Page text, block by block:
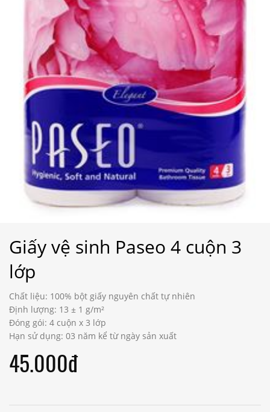
Giấy vệ sinh Paseo 4 cuộn 3
lớp
Chất liệu: 100% bột giấy nguyên chất tự nhiên
Định lượng: 13 ± 1 g/m²
Đóng gói: 4 cuộn x 3 lớp
Hạn sử dụng: 03 năm kể từ ngày sản xuất
45.000đ